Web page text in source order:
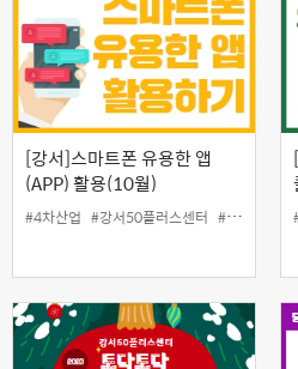
[강서]스마트폰 유용한 앱
(APP) 활용(10월)
#4차산업 #강서50플러스센터 #디지털 #